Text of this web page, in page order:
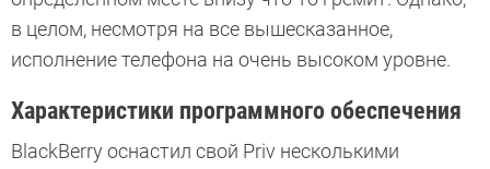
в целом, несмотря на все вышесказанное,
исполнение телефона на очень высоком уровне.
Характеристики программного обеспечения
BlackBerry оснастил свой Priv несколькими